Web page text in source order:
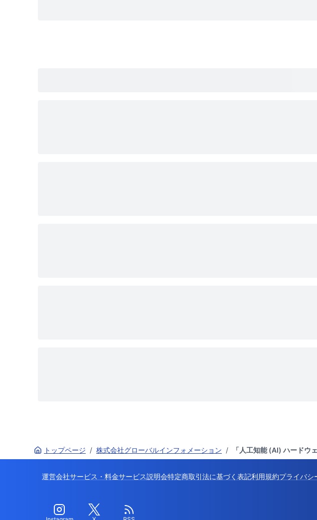
トップページ / 株式会社グローバルインフォメーション / 「人工知能 (AI) ハードウ
運営会社サービス・料金サービス説明会特定商取引法に基づく表記利用規約プライバシ